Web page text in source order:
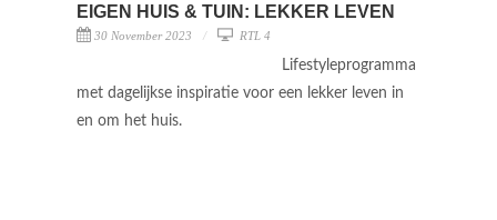
EIGEN HUIS & TUIN: LEKKER LEVEN
30 November 2023 RTL 4
Lifestyleprogramma
met dagelijkse inspiratie voor een lekker leven in
en om het huis.